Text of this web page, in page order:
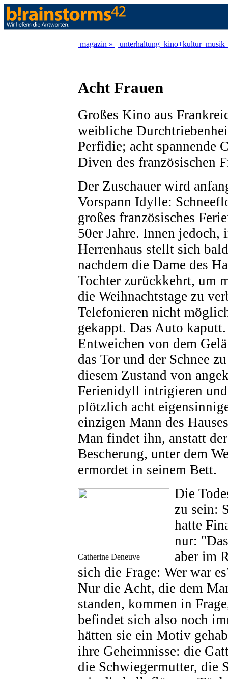
magazin » unterhaltung kino+kultur musik
Acht Frauen
Großes Kino aus
weibliche
Perfidie; acht spannende
Diven des französischen
Der Zuschauer wird
Vorspann Idylle:
großes französisches
50er Jahre. Innen jedoch,
Herrenhaus stellt sich
nachdem die Dame des
Tochter zurückkehrt, um
die Weihnachtstage zu
Telefonieren nicht
gekappt. Das Auto
Entweichen von dem
das Tor und der Schnee
diesem Zustand von
Ferienidyll intrigieren
plötzlich acht
einzigen Mann des
Man findet ihn, anstatt
Bescherung, unter dem
ermordet in seinem Bett.
Catherine Deneuve
Die
zu sein:
hatte
nur:
aber im
sich die Frage: Wer war
Nur die Acht, die dem
standen, kommen in
befindet sich also noch
hätten sie ein Motiv
ihre Geheimnisse: die
die Schwiegermutter, die